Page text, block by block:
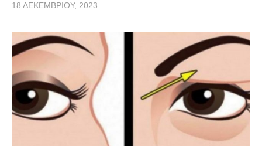
18 ΔΕΚΕΜΒΡΊΟΥ, 2023